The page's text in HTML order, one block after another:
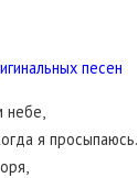
песен
небе,
я просыпаюсь.